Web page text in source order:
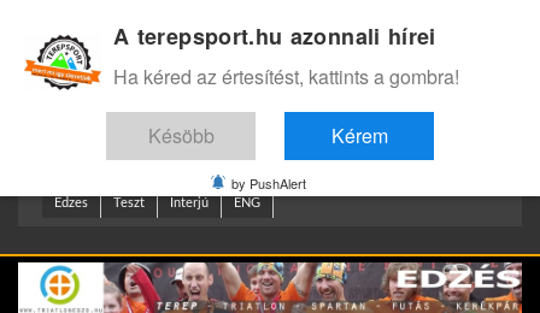
Edzes Teszt Interjú ENG
A terepsport.hu azonnali hírei
Ha kéred az értesítést, kattints a gombra!
Késöbb Kérem
by PushAlert